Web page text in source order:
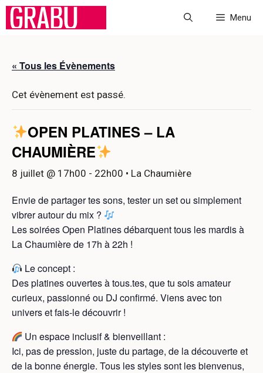
Aller
Menu
« Tous les Évènements
Cet évènement est passé.
OPEN PLATINES – LA
CHAUMIÈRE
8 juillet @ 17h00 - 22h00 • La Chaumière
Envie de partager tes sons, tester un set ou simplement
vibrer autour du mix ?
Les soirées Open Platines débarquent tous les mardis à
La Chaumière de 17h à 22h !
Le concept :
Des platines ouvertes à tous.tes, que tu sois amateur
curieux, passionné ou DJ confirmé. Viens avec ton
univers et fais-le découvrir !
Un espace inclusif & bienveillant :
Ici, pas de pression, juste du partage, de la découverte et
de la bonne énergie. Tous les styles sont les bienvenus,